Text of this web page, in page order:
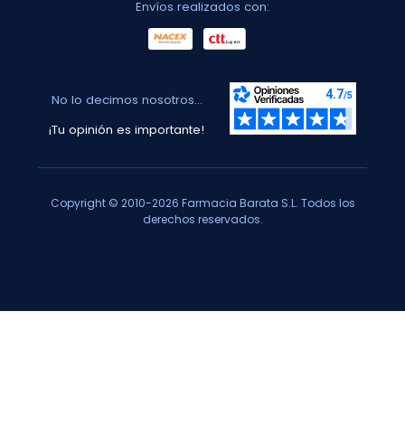
Envíos realizados con:
No lo decimos nosotros...
¡Tu opinión es importante!
Copyright © 2010-2026 Farmacia Barata S.L. Todos los
derechos reservados.